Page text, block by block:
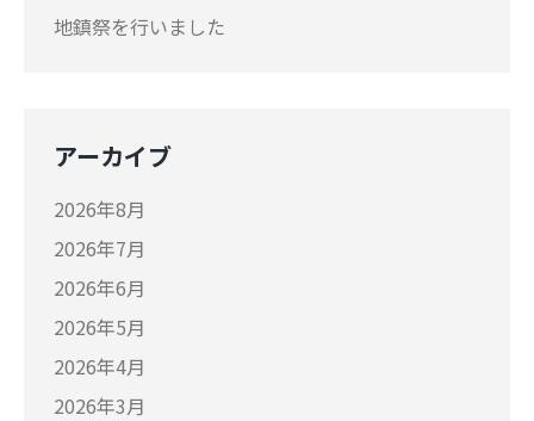
地鎮祭を行いました
アーカイブ
2026年8月
2026年7月
2026年6月
2026年5月
2026年4月
2026年3月